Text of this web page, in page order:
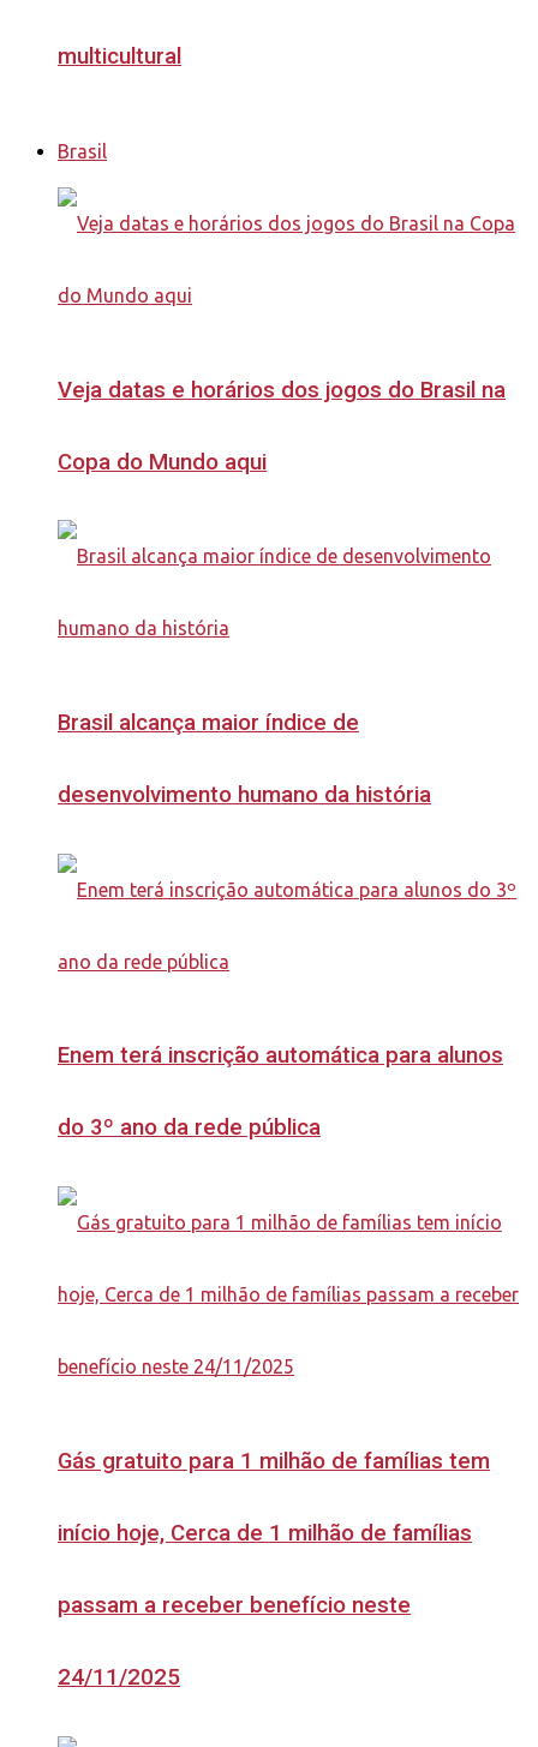
multicultural
Brasil
Veja datas e horários dos jogos do Brasil na
Copa do Mundo aqui
Brasil alcança maior índice de
desenvolvimento humano da história
Enem terá inscrição automática para alunos
do 3º ano da rede pública
Gás gratuito para 1 milhão de famílias tem
início hoje, Cerca de 1 milhão de famílias
passam a receber benefício neste
24/11/2025